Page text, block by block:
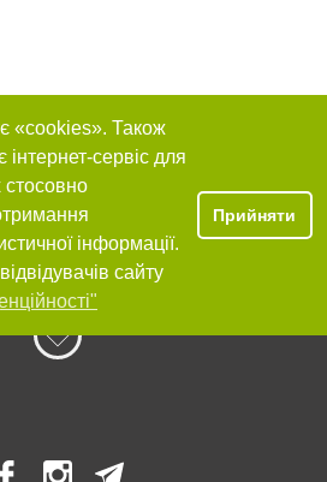
«cookies». Також
сервіс для
стосовно
інформації.
сайту
Прийняти